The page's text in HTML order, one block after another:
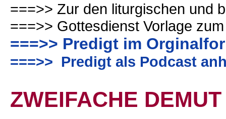
===>> Zur den liturgischen und
===>> Gottesdienst Vorlage
===>> Predigt im
===>> Predigt als Podcast
ZWEIFACHE DEMUT